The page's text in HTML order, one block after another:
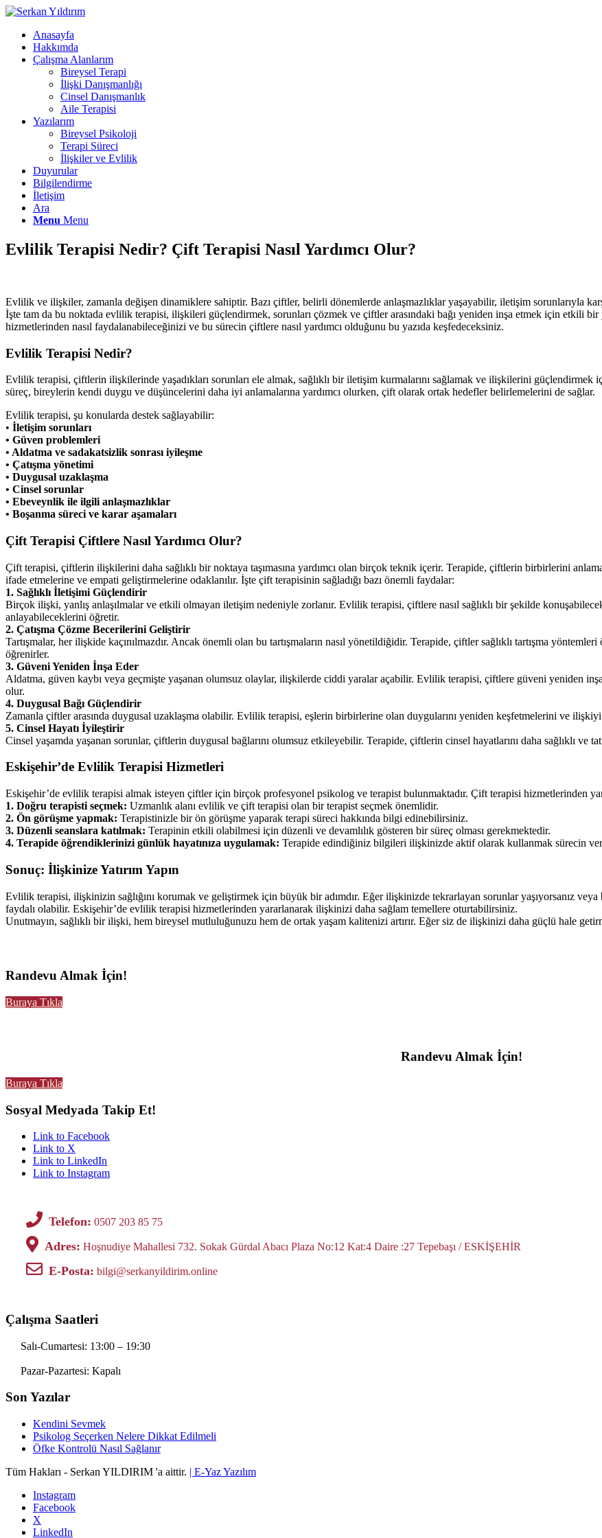
Anasayfa
Hakkımda
Çalışma Alanlarım
Bireysel Terapi
İlişki Danışmanlığı
Cinsel Danışmanlık
Aile Terapisi
Yazılarım
Bireysel Psikoloji
Terapi Süreci
İlişkiler ve Evlilik
Duyurular
Bilgilendirme
İletişim
Ara
Menu Menu
Evlilik Terapisi Nedir? Çift Terapisi Nasıl Yardımcı Olur?
Evlilik ve ilişkiler, zamanla değişen dinamiklere sahiptir. Bazı çiftler, belirli dönemlerde anlaşmazlıklar yaşayabilir, iletişim sorunlarıyla
İşte tam da bu noktada evlilik terapisi, ilişkileri güçlendirmek, sorunları çözmek ve çiftler arasındaki bağı yeniden inşa etmek için etkili
hizmetlerinden nasıl faydalanabileceğinizi ve bu sürecin çiftlere nasıl yardımcı olduğunu bu yazıda keşfedeceksiniz.
Evlilik Terapisi Nedir?
Evlilik terapisi, çiftlerin ilişkilerinde yaşadıkları sorunları ele almak, sağlıklı bir iletişim kurmalarını sağlamak ve ilişkilerini
süreç, bireylerin kendi duygu ve düşüncelerini daha iyi anlamalarına yardımcı olurken, çift olarak ortak hedefler belirlemelerini de sağlar.
Evlilik terapisi, şu konularda destek sağlayabilir:
• İletişim sorunları
• Güven problemleri
• Aldatma ve sadakatsizlik sonrası iyileşme
• Çatışma yönetimi
• Duygusal uzaklaşma
• Cinsel sorunlar
• Ebeveynlik ile ilgili anlaşmazlıklar
• Boşanma süreci ve karar aşamaları
Çift Terapisi Çiftlere Nasıl Yardımcı Olur?
Çift terapisi, çiftlerin ilişkilerini daha sağlıklı bir noktaya taşımasına yardımcı olan birçok teknik içerir. Terapide, çiftlerin birbirlerini
ifade etmelerine ve empati geliştirmelerine odaklanılır. İşte çift terapisinin sağladığı bazı önemli faydalar:
1. Sağlıklı İletişimi Güçlendirir
Birçok ilişki, yanlış anlaşılmalar ve etkili olmayan iletişim nedeniyle zorlanır. Evlilik terapisi, çiftlere nasıl sağlıklı bir şekilde
anlayabileceklerini öğretir.
2. Çatışma Çözme Becerilerini Geliştirir
Tartışmalar, her ilişkide kaçınılmazdır. Ancak önemli olan bu tartışmaların nasıl yönetildiğidir. Terapide, çiftler sağlıklı tartışma
öğrenirler.
3. Güveni Yeniden İnşa Eder
Aldatma, güven kaybı veya geçmişte yaşanan olumsuz olaylar, ilişkilerde ciddi yaralar açabilir. Evlilik terapisi, çiftlere güveni yeniden
olur.
4. Duygusal Bağı Güçlendirir
Zamanla çiftler arasında duygusal uzaklaşma olabilir. Evlilik terapisi, eşlerin birbirlerine olan duygularını yeniden keşfetmelerini ve ilişkiyi
5. Cinsel Hayatı İyileştirir
Cinsel yaşamda yaşanan sorunlar, çiftlerin duygusal bağlarını olumsuz etkileyebilir. Terapide, çiftlerin cinsel hayatlarını daha sağlıklı
Eskişehir’de Evlilik Terapisi Hizmetleri
Eskişehir’de evlilik terapisi almak isteyen çiftler için birçok profesyonel psikolog ve terapist bulunmaktadır. Çift terapisi hizmetlerinden
1. Doğru terapisti seçmek: Uzmanlık alanı evlilik ve çift terapisi olan bir terapist seçmek önemlidir.
2. Ön görüşme yapmak: Terapistinizle bir ön görüşme yaparak terapi süreci hakkında bilgi edinebilirsiniz.
3. Düzenli seanslara katılmak: Terapinin etkili olabilmesi için düzenli ve devamlılık gösteren bir süreç olması gerekmektedir.
4. Terapide öğrendiklerinizi günlük hayatınıza uygulamak: Terapide edindiğiniz bilgileri ilişkinizde aktif olarak kullanmak sürecin
Sonuç: İlişkinize Yatırım Yapın
Evlilik terapisi, ilişkinizin sağlığını korumak ve geliştirmek için büyük bir adımdır. Eğer ilişkinizde tekrarlayan sorunlar yaşıyorsanız
faydalı olabilir. Eskişehir’de evlilik terapisi hizmetlerinden yararlanarak ilişkinizi daha sağlam temellere oturtabilirsiniz.
Unutmayın, sağlıklı bir ilişki, hem bireysel mutluluğunuzu hem de ortak yaşam kalitenizi artırır. Eğer siz de ilişkinizi daha güçlü hale
Randevu Almak İçin!
Buraya Tıkla
Randevu Almak İçin!
Buraya Tıkla
Sosyal Medyada Takip Et!
Link to Facebook
Link to X
Link to LinkedIn
Link to Instagram
Telefon: 0507 203 85 75
Adres: Hoşnudiye Mahallesi 732. Sokak Gürdal Abacı Plaza No:12 Kat:4 Daire :27 Tepebaşı / ESKİŞEHİR
E-Posta: bilgi@serkanyildirim.online
Çalışma Saatleri
Salı-Cumartesi: 13:00 – 19:30
Pazar-Pazartesi: Kapalı
Son Yazılar
Kendini Sevmek
Psikolog Seçerken Nelere Dikkat Edilmeli
Öfke Kontrolü Nasıl Sağlanır
Tüm Hakları - Serkan YILDIRIM 'a aittir. | E-Yaz Yazılım
Instagram
Facebook
X
LinkedIn